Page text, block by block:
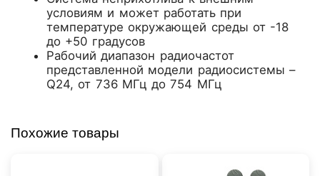
условиям и может работать при
температуре окружающей среды от -18
до +50 градусов
Рабочий диапазон радиочастот
представленной модели радиосистемы –
Q24, от 736 МГц до 754 МГц
Похожие товары